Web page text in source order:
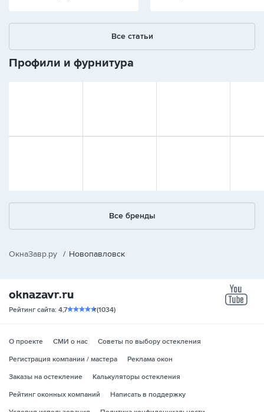
Все статьи
Профили и фурнитура
Все бренды
ОкнаЗавр.ру / Новопавловск
Рейтинг сайта: 4,7 (1034)
О проекте СМИ о нас
Советы по выбору остекления
Регистрация компании / мастера
Реклама окон
Заказы на остекление
Калькуляторы остекления
Рейтинг оконных компаний
Написать в поддержку